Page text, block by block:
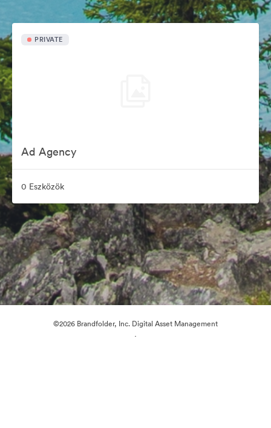
PRIVATE
Ad Agency
0 Eszközök
©2026 Brandfolder, Inc. Digital Asset Management
·